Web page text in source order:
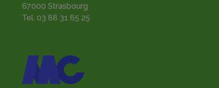
67000 Strasbourg
Tel. 03 88 31 65 25